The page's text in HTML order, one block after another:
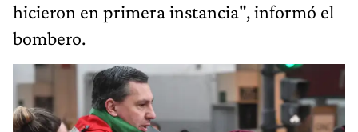
hicieron en primera instancia", informó el
bombero.